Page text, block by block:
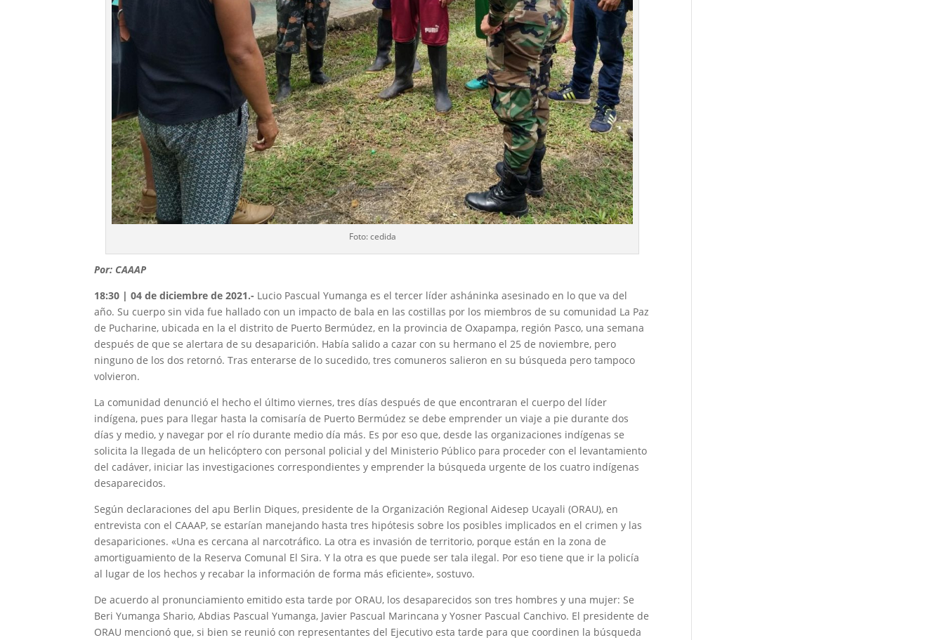
Foto: cedida
Por: CAAAP
18:30 | 04 de diciembre de 2021.- Lucio Pascual Yumanga es el tercer líder asháninka asesinado en lo que va del
año. Su cuerpo sin vida fue hallado con un impacto de bala en las costillas por los miembros de su comunidad La Paz
de Pucharine, ubicada en la el distrito de Puerto Bermúdez, en la provincia de Oxapampa, región Pasco, una semana
después de que se alertara de su desaparición. Había salido a cazar con su hermano el 25 de noviembre, pero
ninguno de los dos retornó. Tras enterarse de lo sucedido, tres comuneros salieron en su búsqueda pero tampoco
volvieron.
La comunidad denunció el hecho el último viernes, tres días después de que encontraran el cuerpo del líder
indígena, pues para llegar hasta la comisaría de Puerto Bermúdez se debe emprender un viaje a pie durante dos
días y medio, y navegar por el río durante medio día más. Es por eso que, desde las organizaciones indígenas se
solicita la llegada de un helicóptero con personal policial y del Ministerio Público para proceder con el levantamiento
del cadáver, iniciar las investigaciones correspondientes y emprender la búsqueda urgente de los cuatro indígenas
desaparecidos.
Según declaraciones del apu Berlin Diques, presidente de la Organización Regional Aidesep Ucayali (ORAU), en
entrevista con el CAAAP, se estarían manejando hasta tres hipótesis sobre los posibles implicados en el crimen y las
desapariciones. «Una es cercana al narcotráfico. La otra es invasión de territorio, porque están en la zona de
amortiguamiento de la Reserva Comunal El Sira. Y la otra es que puede ser tala ilegal. Por eso tiene que ir la policía
al lugar de los hechos y recabar la información de forma más eficiente», sostuvo.
De acuerdo al pronunciamiento emitido esta tarde por ORAU, los desaparecidos son tres hombres y una mujer: Se
Beri Yumanga Shario, Abdias Pascual Yumanga, Javier Pascual Marincana y Yosner Pascual Canchivo. El presidente de
ORAU mencionó que, si bien se reunió con representantes del Ejecutivo esta tarde para que coordinen la búsqueda